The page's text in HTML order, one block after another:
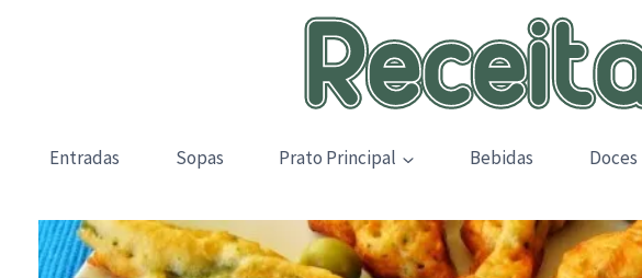
Entradas Sopas Prato Principal Bebidas Doces